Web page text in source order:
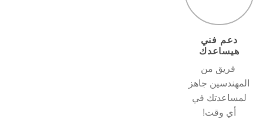
دعم فني
هيساعدك
فريق من
المهندسين جاهز
لمساعدتك في
أي وقت!